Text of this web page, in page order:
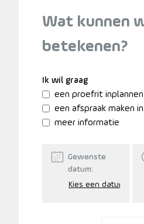
Wat kunnen
betekenen?
Ik wil graag
een proefrit inplannen
een afspraak maken
meer informatie
Gewenste
datum: